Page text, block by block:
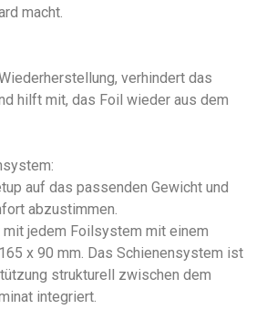
macht.
verhindert das
hilft mit, das Foil wieder aus dem
auf das passenden Gewicht und
abzustimmen.
jedem Foilsystem mit einem
x 90 mm. Das Schienensystem ist
strukturell zwischen dem
integriert.